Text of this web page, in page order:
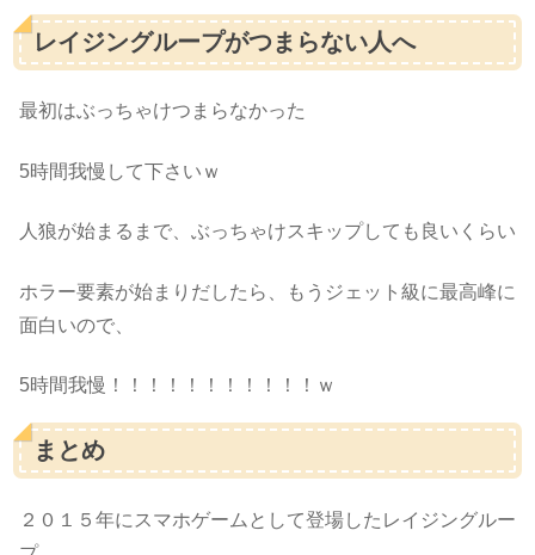
レイジングループがつまらない人へ
最初はぶっちゃけつまらなかった
5時間我慢して下さいｗ
人狼が始まるまで、ぶっちゃけスキップしても良いくらい
ホラー要素が始まりだしたら、もうジェット級に最高峰に
面白いので、
5時間我慢！！！！！！！！！！！ｗ
まとめ
２０１５年にスマホゲームとして登場したレイジングルー